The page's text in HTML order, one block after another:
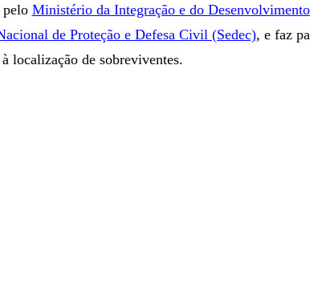
pelo Ministério da Integração e do
de Proteção e Defesa Civil (Sedec), e faz
localização de sobreviventes.